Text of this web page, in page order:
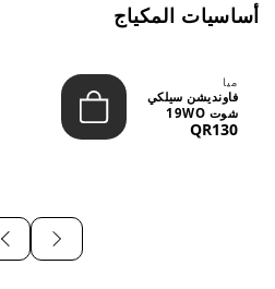
أساسيات المكياج
ميا
فاونديشن سيلكي
شوت 19WO
ميديوم دارك بدرجة
QR130